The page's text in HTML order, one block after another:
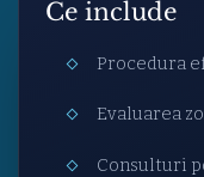
Ce include
Procedura
Evaluarea
Consulturi